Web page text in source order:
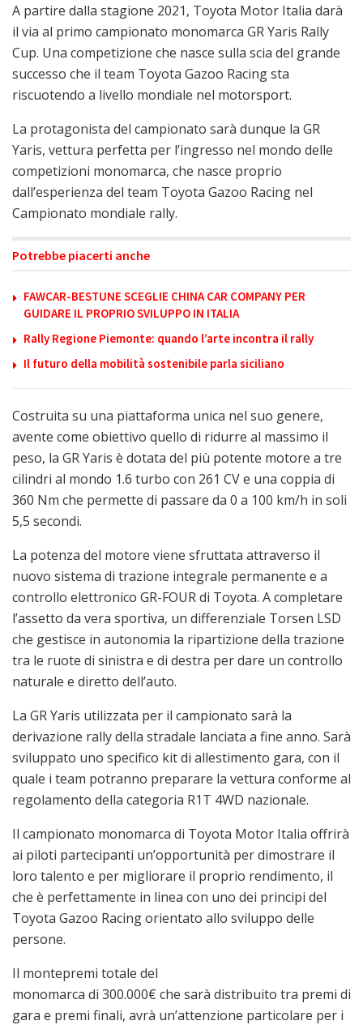
A partire dalla stagione 2021, Toyota Motor Italia darà
il via al primo campionato monomarca GR Yaris Rally
Cup. Una competizione che nasce sulla scia del grande
successo che il team Toyota Gazoo Racing sta
riscuotendo a livello mondiale nel motorsport.
La protagonista del campionato sarà dunque la GR
Yaris, vettura perfetta per l’ingresso nel mondo delle
competizioni monomarca, che nasce proprio
dall’esperienza del team Toyota Gazoo Racing nel
Campionato mondiale rally.
Potrebbe piacerti anche
FAWCAR-BESTUNE SCEGLIE CHINA CAR COMPANY PER
GUIDARE IL PROPRIO SVILUPPO IN ITALIA
Rally Regione Piemonte: quando l’arte incontra il rally
Il futuro della mobilità sostenibile parla siciliano
Costruita su una piattaforma unica nel suo genere,
avente come obiettivo quello di ridurre al massimo il
peso, la GR Yaris è dotata del più potente motore a tre
cilindri al mondo 1.6 turbo con 261 CV e una coppia di
360 Nm che permette di passare da 0 a 100 km/h in soli
5,5 secondi.
La potenza del motore viene sfruttata attraverso il
nuovo sistema di trazione integrale permanente e a
controllo elettronico GR-FOUR di Toyota. A completare
l’assetto da vera sportiva, un differenziale Torsen LSD
che gestisce in autonomia la ripartizione della trazione
tra le ruote di sinistra e di destra per dare un controllo
naturale e diretto dell’auto.
La GR Yaris utilizzata per il campionato sarà la
derivazione rally della stradale lanciata a fine anno. Sarà
sviluppato uno specifico kit di allestimento gara, con il
quale i team potranno preparare la vettura conforme al
regolamento della categoria R1T 4WD nazionale.
Il campionato monomarca di Toyota Motor Italia offrirà
ai piloti partecipanti un’opportunità per dimostrare il
loro talento e per migliorare il proprio rendimento, il
che è perfettamente in linea con uno dei principi del
Toyota Gazoo Racing orientato allo sviluppo delle
persone.
Il montepremi totale del
monomarca di 300.000€ che sarà distribuito tra premi di
gara e premi finali, avrà un’attenzione particolare per i